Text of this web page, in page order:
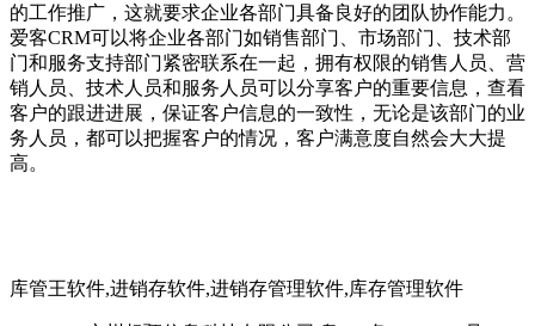
的工作推广，这就要求企业各部门具备良好的团队协作能力。
爱客CRM可以将企业各部门如销售部门、市场部门、技术部
门和服务支持部门紧密联系在一起，拥有权限的销售人员、营
销人员、技术人员和服务人员可以分享客户的重要信息，查看
客户的跟进进展，保证客户信息的一致性，无论是该部门的业
务人员，都可以把握客户的情况，客户满意度自然会大大提
高。
库管王软件,进销存软件,进销存管理软件,库存管理软件